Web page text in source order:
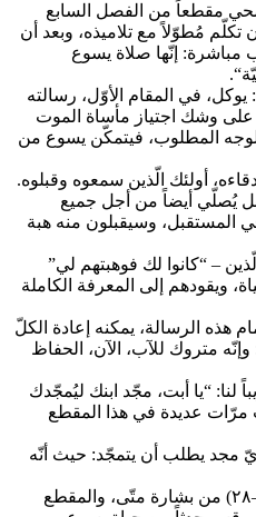
مقطعاً من الفصل السابع
مُطوّلاً مع تلاميذه، وبعد أن
مباشرة: إنّها صلاة يسوع
في المقام الأوّل، رسالته
على وشك اجتياز مأساة الموت
المطلوب، فيتمكّن يسوع من
أولئك الّذين سمعوه وقبلوه.
يُصلّي أيضاً من أجل جميع
المستقبل، وسيقبلون منه هبة
– “كانوا لك فوهبتهم لي”
ويقودهم إلى المعرفة الكاملة
هذه الرسالة، يمكنه إعادة الكلّ
متروك للآب، الآن، الحفاظ
لنا: “يا أبت، مجّد ابنك ليُمجّدك
مرّات عديدة في هذا المقطع
مجد يطلب أن يتمجّد: حيث أنّه
نجد في المقطع الإنجيليّ (٢٠: ٢٠–٢٨) من بشارة متّى، والمقطع